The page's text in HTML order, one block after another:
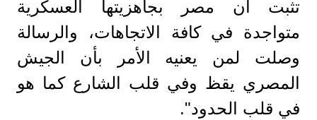
تثبت أن مصر بجاهزيتها العسكرية
متواجدة في كافة الاتجاهات، والرسالة
وصلت لمن يعنيه الأمر بأن الجيش
المصري يقظ وفي قلب الشارع كما هو
في قلب الحدود".